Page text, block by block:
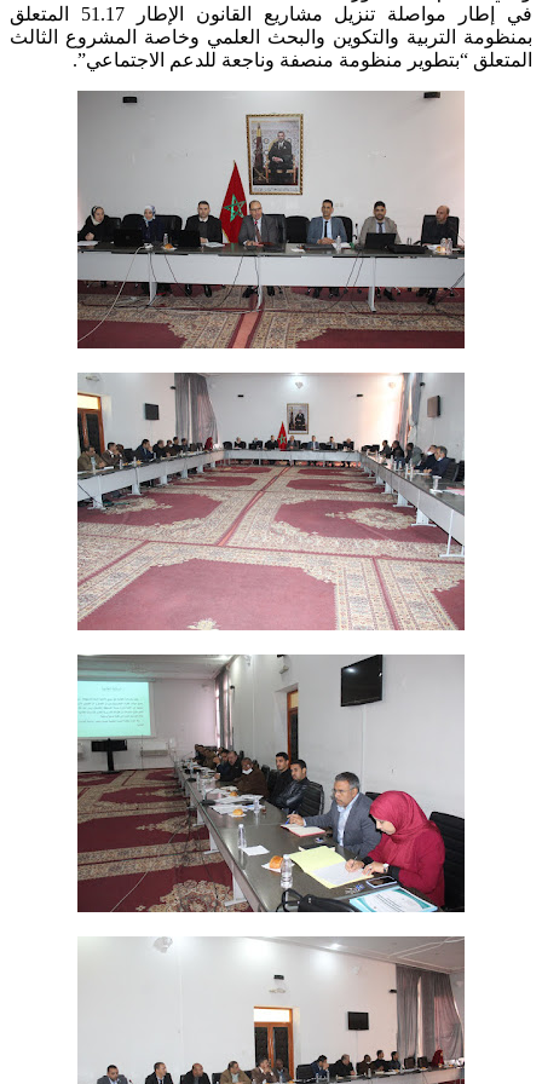
في إطار مواصلة تنزيل مشاريع القانون الإطار 51.17 المتعلق
بمنظومة التربية والتكوين والبحث العلمي وخاصة المشروع الثالث
المتعلق “بتطوير منظومة منصفة وناجعة للدعم الاجتماعي”.